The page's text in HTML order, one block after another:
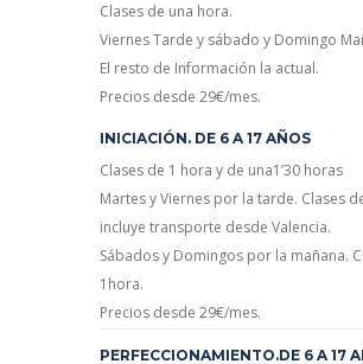
Clases de una hora.
Viernes Tarde y sábado y Domingo
El resto de Información la actual.
Precios desde 29€/mes.
INICIACIÓN. DE 6 A 17 AÑOS
Clases de 1 hora y de una1’30 horas
Martes y Viernes por la tarde. Clases
incluye transporte desde Valencia.
Sábados y Domingos por la mañana.
1hora.
Precios desde 29€/mes.
PERFECCIONAMIENTO.DE 6 A 17